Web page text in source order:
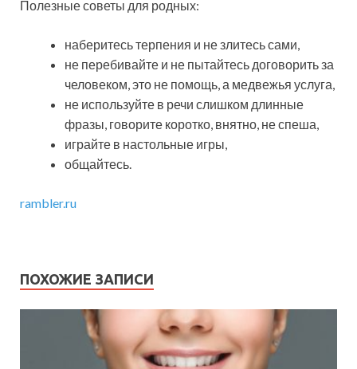
Полезные советы для родных:
наберитесь терпения и не злитесь сами,
не перебивайте и не пытайтесь договорить за
человеком, это не помощь, а медвежья услуга,
не используйте в речи слишком длинные
фразы, говорите коротко, внятно, не спеша,
играйте в настольные игры,
общайтесь.
rambler.ru
ПОХОЖИЕ ЗАПИСИ